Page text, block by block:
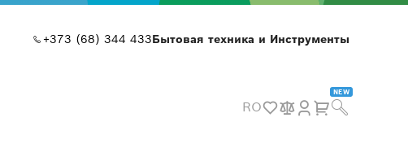
+373 (68) 344 433Бытовая техника и Инструменты
RO
NEW